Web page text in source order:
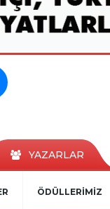
YAZARLAR
ÖDÜLLERİMİZ